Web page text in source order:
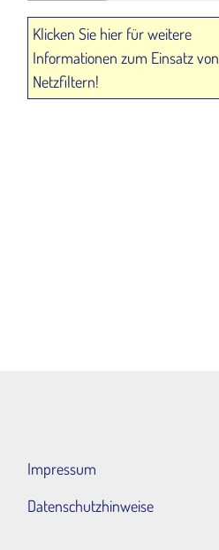
Klicken Sie hier für weitere
Informationen zum Einsatz von
Netzfiltern!
Impressum
Datenschutzhinweise